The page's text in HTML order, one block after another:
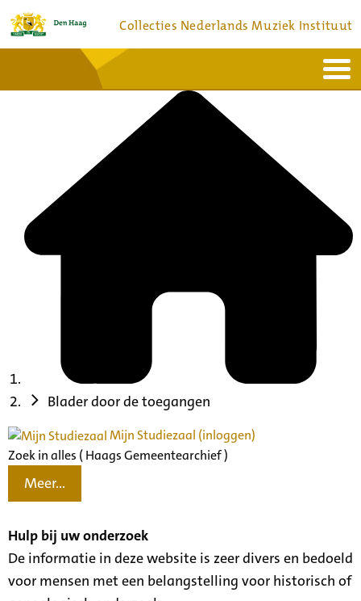
Collecties Nederlands Muziek Instituut
Bronnen en collecties
Blader door de toegangen
Mijn Studiezaal (inloggen)
Zoek in alles ( Haags Gemeentearchief )
Meer...
Hulp bij uw onderzoek
De informatie in deze website is zeer divers en bedoeld
voor mensen met een belangstelling voor historisch of